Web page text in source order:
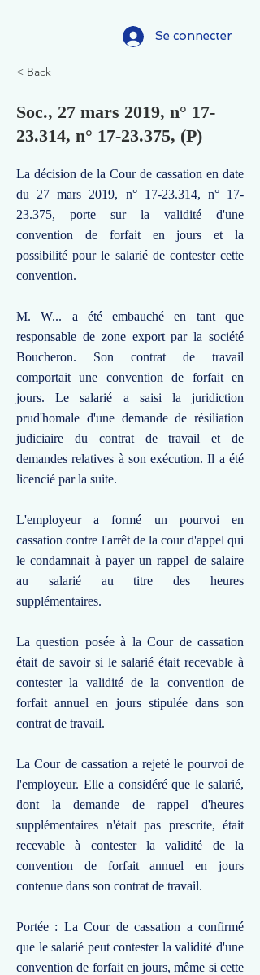
Se connecter
< Back
Soc., 27 mars 2019, n° 17-
23.314, n° 17-23.375, (P)
La décision de la Cour de cassation en date
du 27 mars 2019, n° 17-23.314, n° 17-
23.375, porte sur la validité d'une
convention de forfait en jours et la
possibilité pour le salarié de contester cette
convention.
M. W... a été embauché en tant que
responsable de zone export par la société
Boucheron. Son contrat de travail
comportait une convention de forfait en
jours. Le salarié a saisi la juridiction
prud'homale d'une demande de résiliation
judiciaire du contrat de travail et de
demandes relatives à son exécution. Il a été
licencié par la suite.
L'employeur a formé un pourvoi en
cassation contre l'arrêt de la cour d'appel qui
le condamnait à payer un rappel de salaire
au salarié au titre des heures
supplémentaires.
La question posée à la Cour de cassation
était de savoir si le salarié était recevable à
contester la validité de la convention de
forfait annuel en jours stipulée dans son
contrat de travail.
La Cour de cassation a rejeté le pourvoi de
l'employeur. Elle a considéré que le salarié,
dont la demande de rappel d'heures
supplémentaires n'était pas prescrite, était
recevable à contester la validité de la
convention de forfait annuel en jours
contenue dans son contrat de travail.
Portée : La Cour de cassation a confirmé
que le salarié peut contester la validité d'une
convention de forfait en jours, même si cette